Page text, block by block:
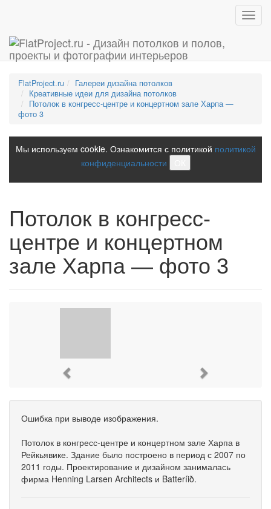
FlatProject.ru
Галереи дизайна потолков
Креативные идеи для дизайна потолков
Потолок в конгресс-центре и концертном зале Харпа —
фото 3
Мы используем cookie. Ознакомится с политикой политикой
конфиденциальности
Потолок в конгресс-
центре и концертном
зале Харпа — фото 3
Ошибка при выводе изображения.
Потолок в конгресс-центре и концертном зале Харпа в
Рейкьявике. Здание было построено в период с 2007 по
2011 годы. Проектирование и дизайном занималась
фирма Henning Larsen Architects и Batteríið.